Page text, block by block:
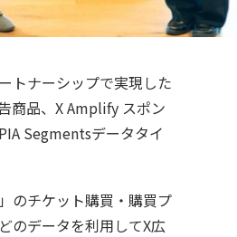
トナーシップで実現した
商品、X Amplify スポン
Segmentsデータタイ
のチケット購買・購買プ
のデータを利用してX広